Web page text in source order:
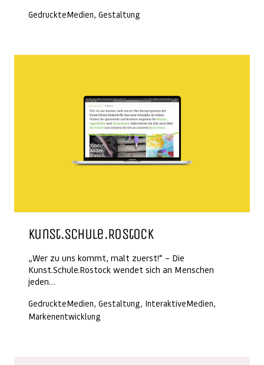
GedruckteMedien, Gestaltung
Kunst.Schule.Rostock
„Wer zu uns kommt, malt zuerst!“ – Die
Kunst.Schule.Rostock wendet sich an Menschen
jeden…
GedruckteMedien, Gestaltung, InteraktiveMedien,
Markenentwicklung